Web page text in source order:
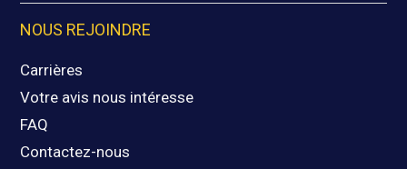
NOUS REJOINDRE
Carrières
Votre avis nous intéresse
FAQ
Contactez-nous